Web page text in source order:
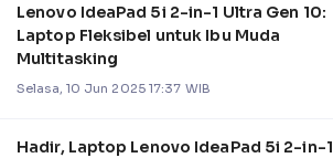
Lenovo IdeaPad 5i 2-in-1 Ultra Gen 10:
Laptop Fleksibel untuk Ibu Muda
Multitasking
Selasa, 10 Jun 2025 17:37 WIB
Hadir, Laptop Lenovo IdeaPad 5i 2-in-1